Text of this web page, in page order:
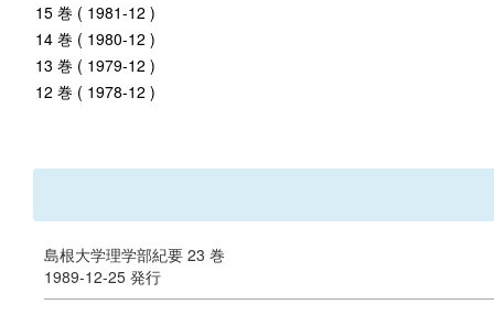
15 巻 ( 1981-12 )
14 巻 ( 1980-12 )
13 巻 ( 1979-12 )
12 巻 ( 1978-12 )
島根大学理学部紀要 23 巻
1989-12-25 発行